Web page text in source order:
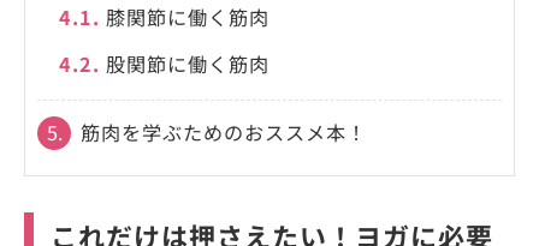
4.1. 膝関節に働く筋肉
4.2. 股関節に働く筋肉
5. 筋肉を学ぶためのおススメ本！
これだけは押さえたい！ヨガに必要